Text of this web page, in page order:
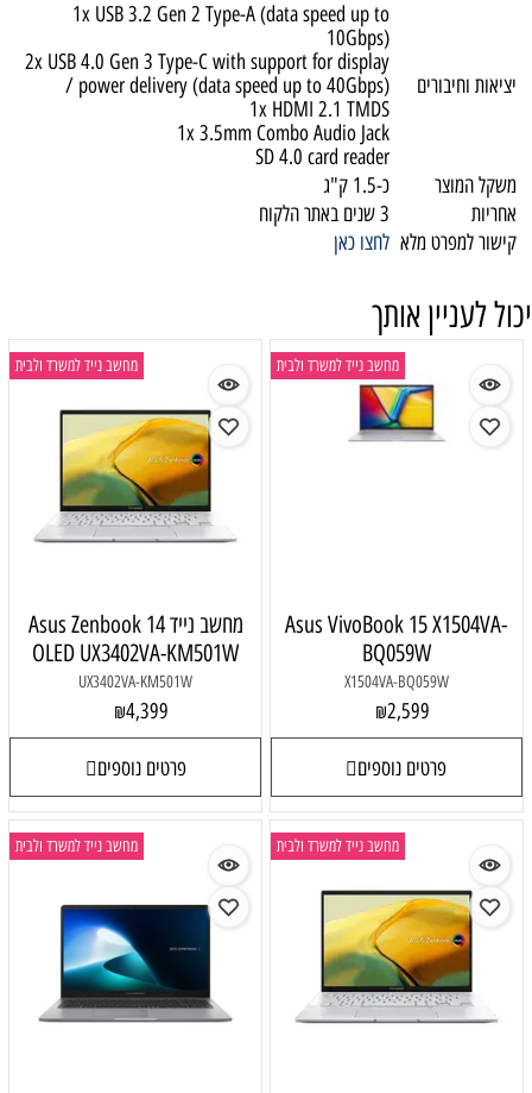
יציאות וחיבורים
1x USB 3.2 Gen 2 Type-A (data speed up to
10Gbps)
2x USB 4.0 Gen 3 Type-C with support for display
/ power delivery (data speed up to 40Gbps)
1x HDMI 2.1 TMDS
1x 3.5mm Combo Audio Jack
SD 4.0 card reader
משקל המוצר
כ-1.5 ק"ג
אחריות
3 שנים באתר הלקוח
קישור למפרט מלא לחצו כאן
יכול לעניין אותך
מחשב נייד למשרד ולבית
Asus VivoBook 15 X1504VA-
BQ059W
X1504VA-BQ059W
₪2,599
פרטים נוספים
מחשב נייד למשרד ולבית
מחשב נייד Asus Zenbook 14
OLED UX3402VA-KM501W
UX3402VA-KM501W
₪4,399
פרטים נוספים
מחשב נייד למשרד ולבית מחשב נייד למשרד ולבית